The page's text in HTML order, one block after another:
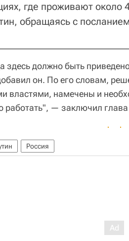
где проживают
обращаясь с
здесь должно быть
он. По его словам,
властями, намечены и
работать", — заключил глава
Россия